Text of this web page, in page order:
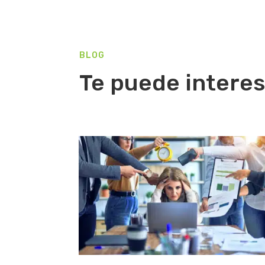
BLOG
Te puede